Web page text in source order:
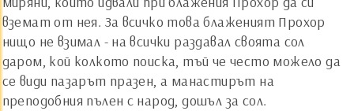
вземат от нея. За всичко това блаженият Прохор
нищо не взимал - на всички раздавал своята сол
даром, кой колкото поиска, тъй че често можело да
се види пазарът празен, а манастирът на
преподобния пълен с народ, дошъл за сол.